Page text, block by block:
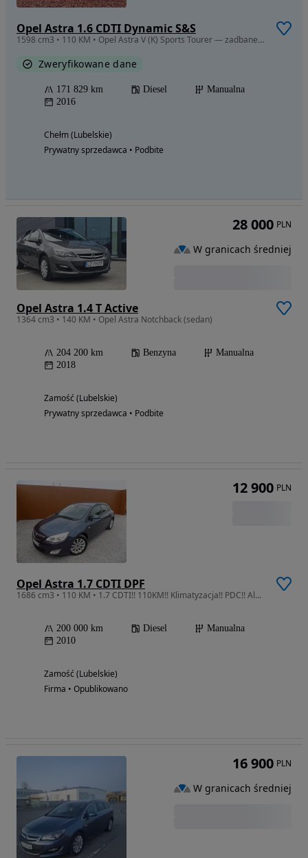
Opel Astra 1.6 CDTI Dynamic S&S
1598 cm3 • 110 KM • Opel Astra V (K) Sports Tourer — zadbane kombi - prywatnie - FV VAT
Zweryfikowane dane
171 829 km Diesel
Manualna
2016
Chełm (Lubelskie)
Prywatny sprzedawca • Podbite
Opel Astra 1.4 T Active
1364 cm3 • 140 KM • Opel Astra Notchback (sedan)
204 200 km Benzyna
Manualna
2018
Zamość (Lubelskie)
Prywatny sprzedawca • Podbite
28 000 PLN
W granicach średniej
Opel Astra 1.7 CDTI DPF
1686 cm3 • 110 KM • 1.7 CDTI!! 110KM!! Klimatyzacja!! PDC!! Alu 17 Cali!!
200 000 km Diesel
Manualna
2010
Zamość (Lubelskie)
Firma • Opublikowano
12 900 PLN
16 900 PLN
W granicach średniej